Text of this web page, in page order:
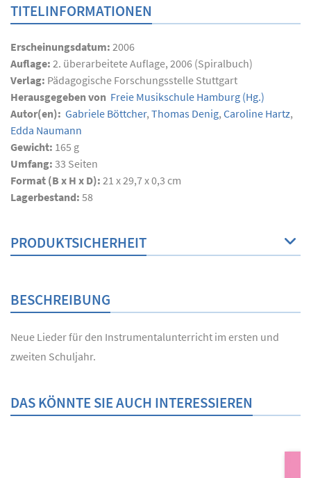
TITELINFORMATIONEN
Erscheinungsdatum: 2006
Auflage: 2. überarbeitete Auflage, 2006 (Spiralbuch)
Verlag: Pädagogische Forschungsstelle Stuttgart
Herausgegeben von Freie Musikschule Hamburg (Hg.)
Autor(en): Gabriele Böttcher, Thomas Denig, Caroline Hartz,
Edda Naumann
Gewicht: 165 g
Umfang: 33 Seiten
Format (B x H x D): 21 x 29,7 x 0,3 cm
Lagerbestand: 58
PRODUKTSICHERHEIT
BESCHREIBUNG
Neue Lieder für den Instrumentalunterricht im ersten und
zweiten Schuljahr.
DAS KÖNNTE SIE AUCH INTERESSIEREN